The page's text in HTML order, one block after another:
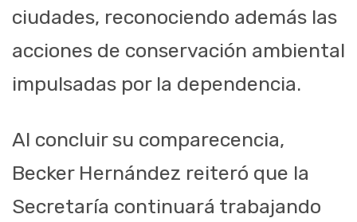
ciudades, reconociendo además las
acciones de conservación ambiental
impulsadas por la dependencia.
Al concluir su comparecencia,
Becker Hernández reiteró que la
Secretaría continuará trabajando